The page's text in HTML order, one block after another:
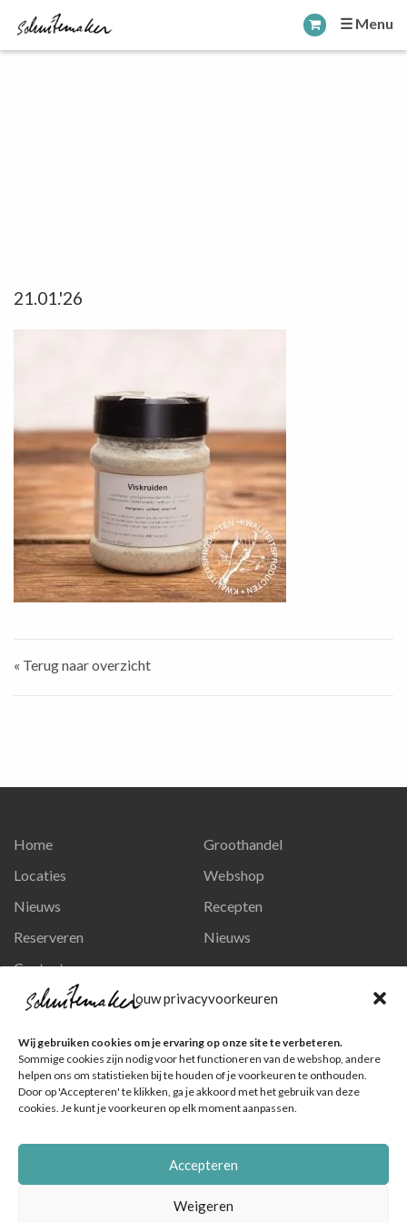
Jouw privacyvoorkeuren
Wij gebruiken cookies om je ervaring op onze site te verbeteren.
Sommige cookies zijn nodig voor het functioneren van de webshop, andere
helpen ons om statistieken bij te houden of je voorkeuren te onthouden.
Door op 'Accepteren' te klikken, ga je akkoord met het gebruik van deze
cookies. Je kunt je voorkeuren op elk moment aanpassen.
Accepteren
Weigeren
☰ Menu
21.01.'26
« Terug naar overzicht
Home
Locaties
Nieuws
Reserveren
Contact
Privacy en persoonsgegevens
Groothandel
Webshop
Recepten
Nieuws
Ga naar onze pagina
Volg ons op Instagram
Ga naar onze pagina